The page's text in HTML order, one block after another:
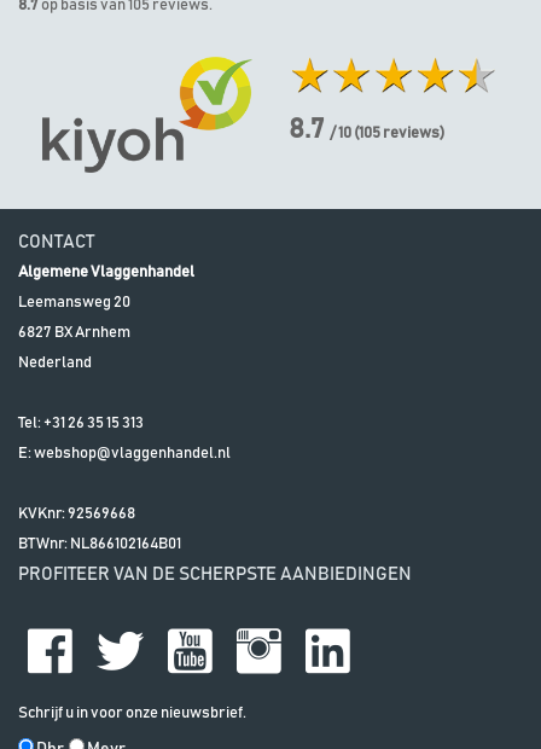
8.7 op basis van 105 reviews.
8.7 / 10 (105 reviews)
CONTACT
Algemene Vlaggenhandel
Leemansweg 20
6827 BXArnhem
Nederland
Tel: +31 26 35 15 313
E:webshop@vlaggenhandel.nl
KVKnr: 92569668
BTWnr: NL866102164B01
PROFITEER VAN DE SCHERPSTE AANBIEDINGEN
Schrijf u in voor onze nieuwsbrief.